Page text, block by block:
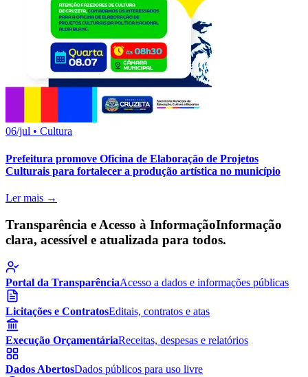
06/jul • Cultura
Prefeitura promove Oficina de Elaboração de Projetos
Culturais para fortalecer a produção artística no município
Ler mais →
Transparência e Acesso à InformaçãoInformação
clara, acessível e atualizada para todos.
Portal da TransparênciaAcesso a dados e informações públicas
Licitações e ContratosEditais, contratos e atas
Execução OrçamentáriaReceitas, despesas e relatórios
Dados AbertosDados públicos para uso livre